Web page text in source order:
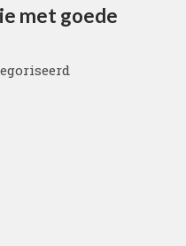
met goede